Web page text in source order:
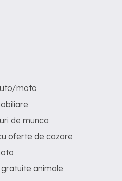
moto
de munca
oferte de cazare
animale